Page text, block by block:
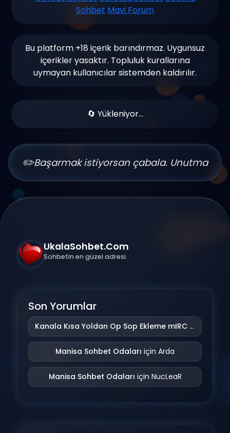
başvurular detaylı incelenir ve en kısa
sürede yanıtlanır.
Sohbet Mavi Forum
Bu platform +18 içerik barındırmaz. Uygunsuz
içerikler yasaktır. Topluluk kurallarına
uymayan kullanıcılar sistemden kaldırılır.
🔄 Yükleniyor...
✏️Başarmak istiyorsan çabala. Unutma
UkalaSohbet.Com
Sohbetin en güzel adresi.
Son Yorumlar
Kanala Kısa Yoldan Op Sop Ekleme mIRC Addonu
Manisa Sohbet Odaları için Arda
Manisa Sohbet Odaları için NucLeaR